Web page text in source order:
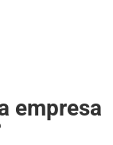
empresa